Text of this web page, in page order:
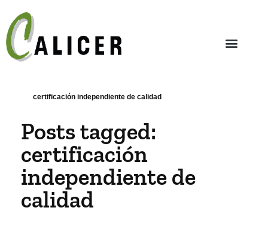
certificación independiente de calidad
Posts tagged:
certificación
independiente de
calidad